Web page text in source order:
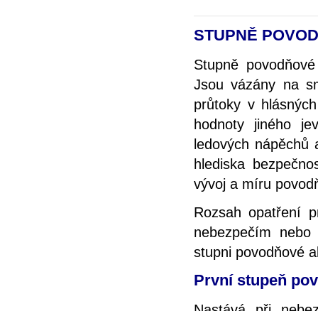
STUPNĚ
Stupně
Jsou vázány na
průtoky v
hodnoty jiného
ledových nápěchů
hlediska
vývoj a míru
Rozsah opatření
nebezpečím
stupni povodňové
První stupeň